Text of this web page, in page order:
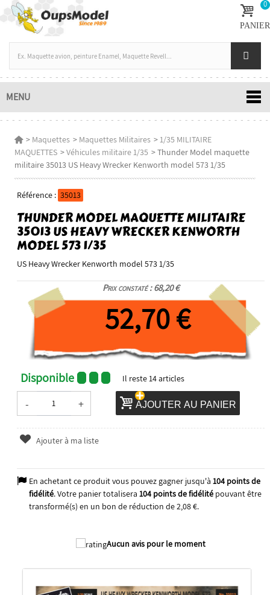
0
PANIER
MENU
> Maquettes > Maquettes Militaires >1/35 MILITAIRE
MAQUETTES >Véhicules militaire 1/35 >Thunder Model maquette
militaire 35013 US Heavy Wrecker Kenworth model 573 1/35
Référence : 35013
THUNDER MODEL MAQUETTE MILITAIRE
35013 US HEAVY WRECKER KENWORTH
MODEL 573 1/35
US Heavy Wrecker Kenworth model 573 1/35
Prix constaté : 68,20 €
52,70 €
Disponible Il reste14articles
- + AJOUTER AU PANIER
Ajouter à ma liste
En achetant ce produit vous pouvez gagner jusqu'à 104points de
fidélité. Votre panier totalisera 104points de fidélitépouvant être
transformé(s) en un bon de réduction de2,08 €.
Aucun avis pour le moment
2026